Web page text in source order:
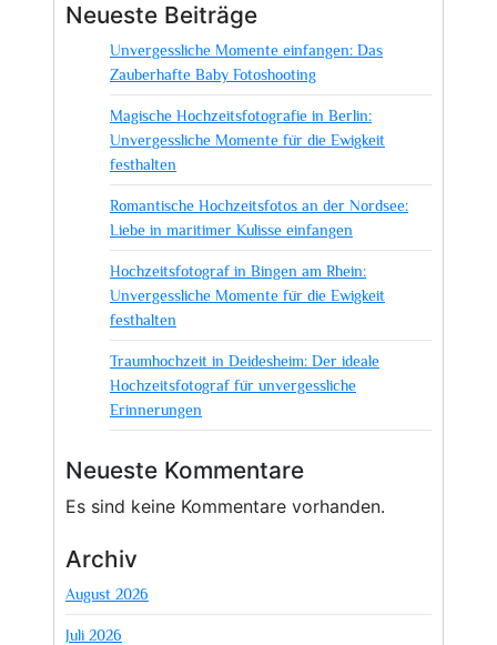
eines
Geburtstag
Fotografen
Neueste Beiträge
Unvergessliche Momente einfangen: Das
Zauberhafte Baby Fotoshooting
Magische Hochzeitsfotografie in Berlin:
Unvergessliche Momente für die Ewigkeit
festhalten
Romantische Hochzeitsfotos an der Nordsee:
Liebe in maritimer Kulisse einfangen
Hochzeitsfotograf in Bingen am Rhein:
Unvergessliche Momente für die Ewigkeit
festhalten
Traumhochzeit in Deidesheim: Der ideale
Hochzeitsfotograf für unvergessliche
Erinnerungen
Neueste Kommentare
Es sind keine Kommentare vorhanden.
Archiv
August 2026
Juli 2026